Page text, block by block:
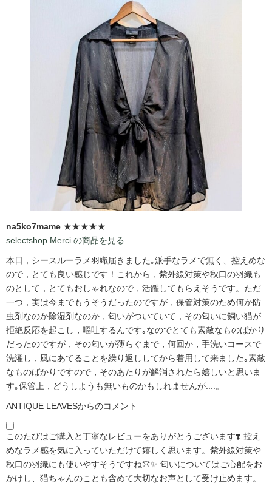
na5ko7mame ★★★★★
selectshop Merci.の商品を見る
本日，シースルーラメ羽織届きました｡派手なラメで無く、控えめな
ので，とても良い感じです！これから，紫外線対策や秋口の羽織も
のとして，とてもおしゃれなので，活躍してもらえそうです。ただ
一つ，実は今までもうそうだったのですが，保管対策のため何か防
虫剤なのか除湿剤なのか，匂いがついていて，その匂いに飼い猫が
拒絶反応を起こし，嘔吐するんです｡なのでとても素敵なものばかり
だったのですが，その匂いが薄らぐまで，何回か，手洗いコースで
洗濯し，風にあてることを繰り返ししてから着用して来ました｡素敵
なものばかりですので，そのあたりが解消されたら嬉しいと思いま
す｡保管上，どうしようも無いものかもしれませんが....。
ANTIQUE LEAVESからのコメント
このたびはご購入と丁寧なレビューをありがとうございます❣️ 控え
めなラメ感を気に入っていただけて嬉しく思います。紫外線対策や
秋口の羽織にも使いやすそうですね👚✨ 匂いについてはご心配をお
かけし、猫ちゃんのことも含めて大切なお声として受け止めます。